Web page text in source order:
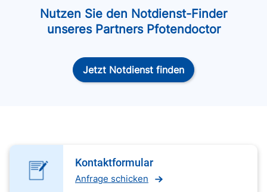
Nutzen Sie den Notdienst-Finder
unseres Partners Pfotendoctor
Jetzt Notdienst finden
Kontaktformular
Anfrage schicken